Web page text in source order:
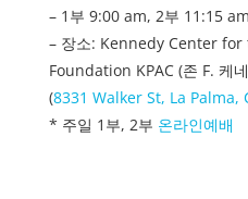
– 1부 9:00 am, 2부 11:15 am
– 장소: Kennedy Center
Foundation KPAC (존 F. 케
(8331 Walker St, La Palma,
* 주일 1부, 2부 온라인예배